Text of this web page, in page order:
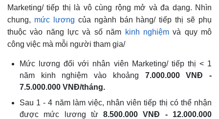
Marketing/ tiếp thị là vô cùng rộng mở và đa dạng. Nhìn
chung, mức lương của ngành bán hàng/ tiếp thị sẽ phụ
thuộc vào năng lực và số năm kinh nghiệmvà quy mô
công việc mà mỗi người tham gia/
Mức lương đối với nhân viên Marketing/ tiếp thị < 1
năm kinh nghiệm vào khoảng 7.000.000 VNĐ -
7.5.000.000 VNĐ/tháng.
Sau 1 - 4 năm làm việc, nhân viên tiếp thị có thể nhận
được mức lương từ8.500.000 VNĐ - 12.000.000